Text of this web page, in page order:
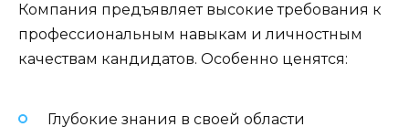
Компания предъявляет высокие требования к
профессиональным навыкам и личностным
качествам кандидатов. Особенно ценятся:
Глубокие знания в своей области